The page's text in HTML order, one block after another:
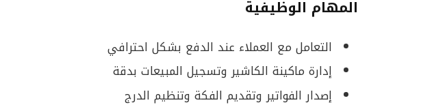
المهام الوظيفية
التعامل مع العملاء عند الدفع بشكل احترافي
إدارة ماكينة الكاشير وتسجيل المبيعات بدقة
إصدار الفواتير وتقديم الفكة وتنظيم الدرج